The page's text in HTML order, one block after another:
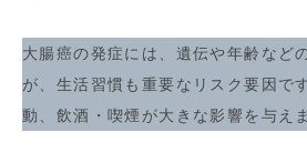
大腸癌の発症には、遺伝や年齢など
が、生活習慣も重要なリスク要因で
動、飲酒・喫煙が大きな影響を与え